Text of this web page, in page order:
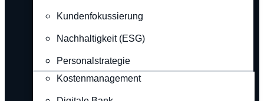
Kundenfokussierung
Nachhaltigkeit (ESG)
Personalstrategie
Kostenmanagement